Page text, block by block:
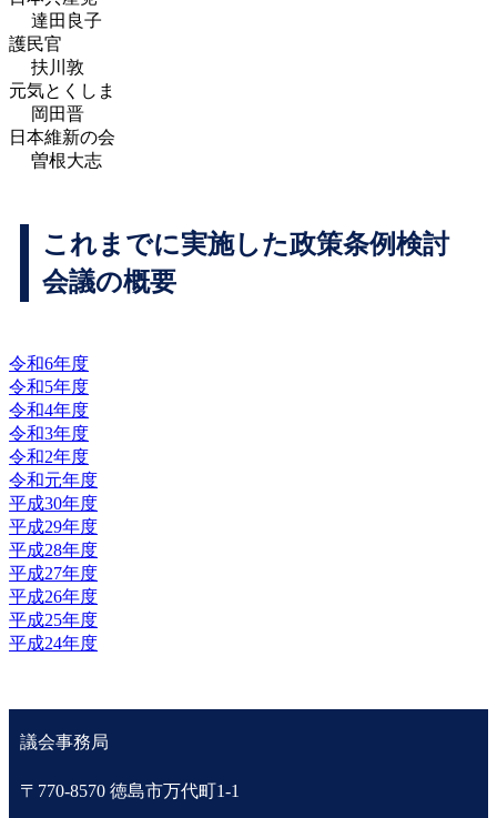
達田良子
護民官
扶川敦
元気とくしま
岡田晋
日本維新の会
曽根大志
これまでに実施した政策条例検討
会議の概要
令和6年度
令和5年度
令和4年度
令和3年度
令和2年度
令和元年度
平成30年度
平成29年度
平成28年度
平成27年度
平成26年度
平成25年度
平成24年度
議会事務局
〒770-8570 徳島市万代町1-1